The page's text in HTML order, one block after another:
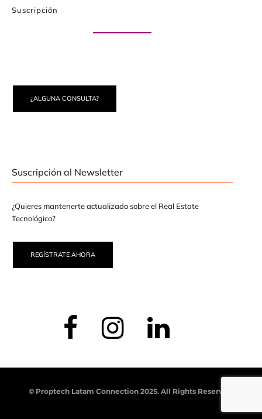
Suscripción
¿ALGUNA CONSULTA?
Suscripción al Newsletter
¿Quieres mantenerte actualizado sobre el Real Estate
Tecnológico?
REGÍSTRATE AHORA
© Proptech Latam Connection 2025. All Rights Reserved.